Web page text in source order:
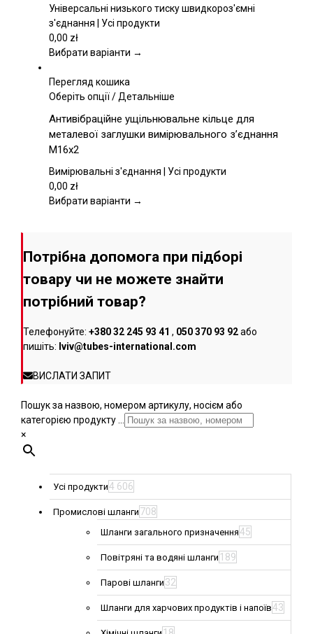
Параметри
можна
на
товару
Універсальні низького тиску швидкороз'ємні
з'єднання | Усі продукти
0,00 zł
Вибрати варіанти →
Перегляд кошика
Оберіть опціїЦей
має
кілька
Параметри
вибрати
/Детальніше
Антивібраційне ущільнювальне кільце для
металевої заглушки вимірювального з’єднання
M16x2
Вимірювальні з'єднання | Усі продукти
0,00 zł
Вибрати варіанти →
Потрібна допомога при підборі
товару чи не можете знайти
потрібний товар?
Телефонуйте: +380 32 245 93 41 , 050 370 93 92або
пишіть: lviv@tubes-international.com
ВИСЛАТИ ЗАПИТ
Пошук за назвою, номером артикулу, носієм або
категорією продукту ...
×
Усі продукти4 606
Промислові шланги 708
Шланги загального призначення45
Повітряні та водяні шланги 189
Парові шланги 32
Шланги для харчових продуктів і напоїв43